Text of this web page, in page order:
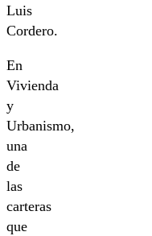
Luis
Cordero.
En
Vivienda
y
Urbanismo,
una
de
las
carteras
que